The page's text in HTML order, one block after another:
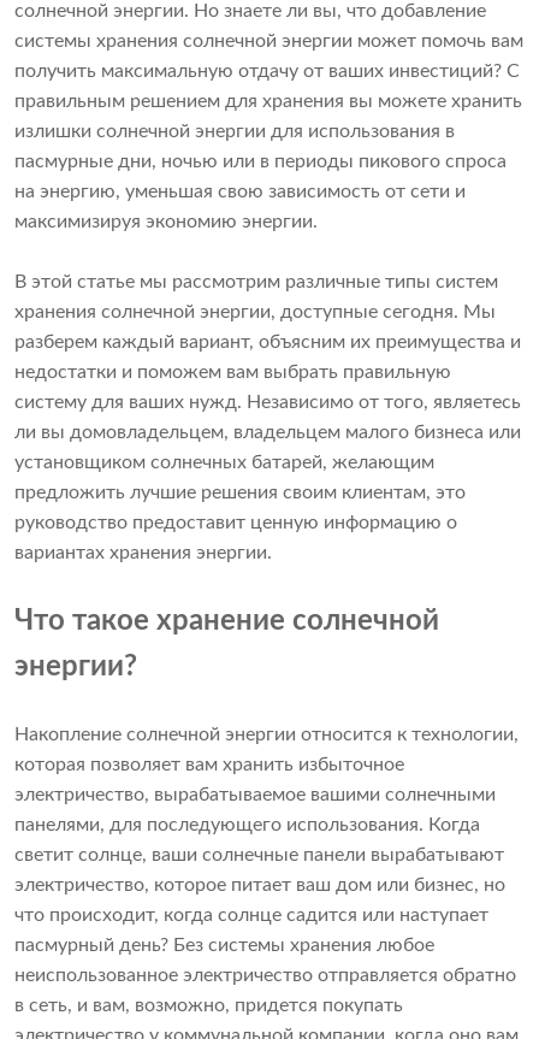
солнечной энергии. Но знаете ли вы, что добавление
системы хранения солнечной энергии может помочь вам
получить максимальную отдачу от ваших инвестиций? С
правильным решением для хранения вы можете хранить
излишки солнечной энергии для использования в
пасмурные дни, ночью или в периоды пикового спроса
на энергию, уменьшая свою зависимость от сети и
максимизируя экономию энергии.
В этой статье мы рассмотрим различные типы систем
хранения солнечной энергии, доступные сегодня. Мы
разберем каждый вариант, объясним их преимущества и
недостатки и поможем вам выбрать правильную
систему для ваших нужд. Независимо от того, являетесь
ли вы домовладельцем, владельцем малого бизнеса или
установщиком солнечных батарей, желающим
предложить лучшие решения своим клиентам, это
руководство предоставит ценную информацию о
вариантах хранения энергии.
Что такое хранение солнечной
энергии?
Накопление солнечной энергии относится к технологии,
которая позволяет вам хранить избыточное
электричество, вырабатываемое вашими солнечными
панелями, для последующего использования. Когда
светит солнце, ваши солнечные панели вырабатывают
электричество, которое питает ваш дом или бизнес, но
что происходит, когда солнце садится или наступает
пасмурный день? Без системы хранения любое
неиспользованное электричество отправляется обратно
в сеть, и вам, возможно, придется покупать